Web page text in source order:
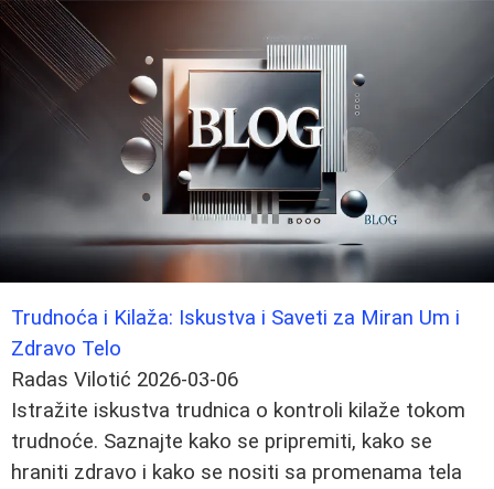
Trudnoća i Kilaža: Iskustva i Saveti za Miran Um i
Zdravo Telo
Radas Vilotić 2026-03-06
Istražite iskustva trudnica o kontroli kilaže tokom
trudnoće. Saznajte kako se pripremiti, kako se
hraniti zdravo i kako se nositi sa promenama tela